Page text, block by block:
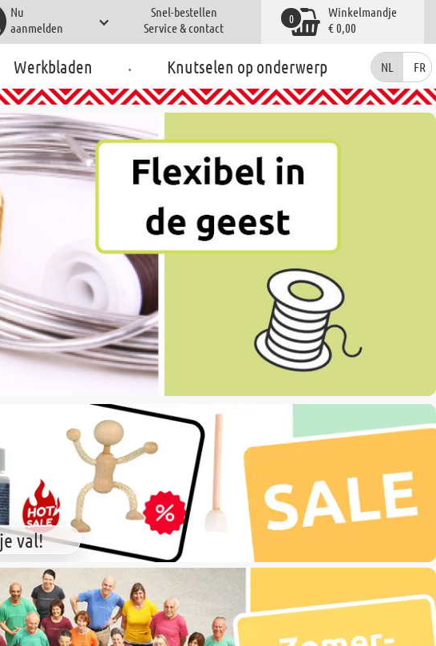
Nu
aanmelden
Snel-bestellen
Service & contact
Winkelmandje
€ 0,00
0
Werkbladen . Knutselen op onderwerp NL FR
val!